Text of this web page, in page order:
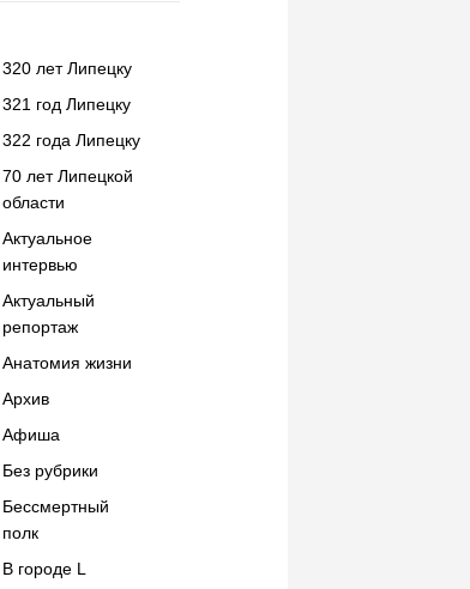
320 лет Липецку
321 год Липецку
322 года Липецку
70 лет Липецкой
области
Актуальное
интервью
Актуальный
репортаж
Анатомия жизни
Архив
Афиша
Без рубрики
Бессмертный
полк
В городе L